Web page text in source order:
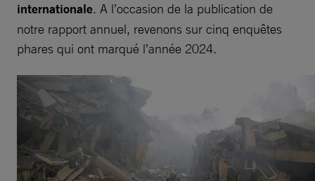
internationale. A l’occasion de la publication de
notre rapport annuel, revenons sur cinq enquêtes
phares qui ont marqué l’année 2024.